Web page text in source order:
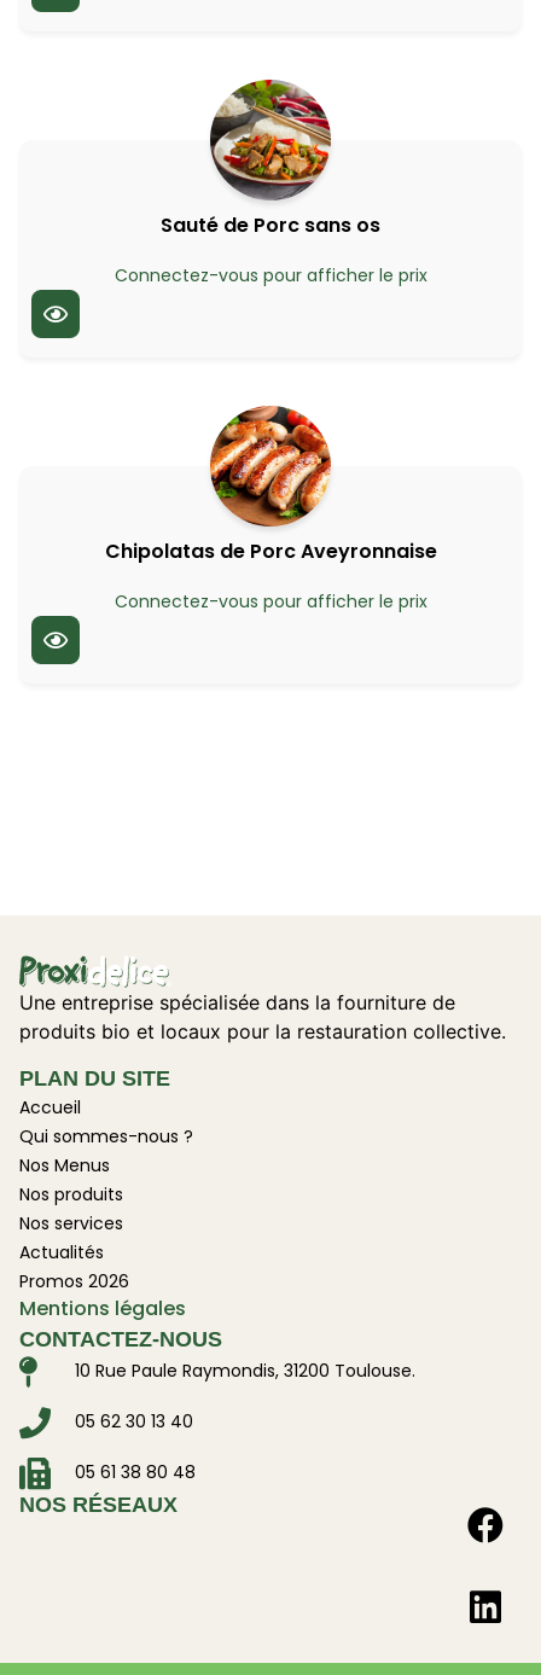
Sauté de Porc sans os
Connectez-vous pour afficher le prix
Chipolatas de Porc Aveyronnaise
Connectez-vous pour afficher le prix
Une entreprise spécialisée dans la fourniture de
produits bio et locaux pour la restauration collective.
PLAN DU SITE
Accueil
Qui sommes-nous ?
Nos Menus
Nos produits
Nos services
Actualités
Promos 2026
Mentions légales
CONTACTEZ-NOUS
10 Rue Paule Raymondis, 31200 Toulouse.
05 62 30 13 40
05 61 38 80 48
NOS RÉSEAUX